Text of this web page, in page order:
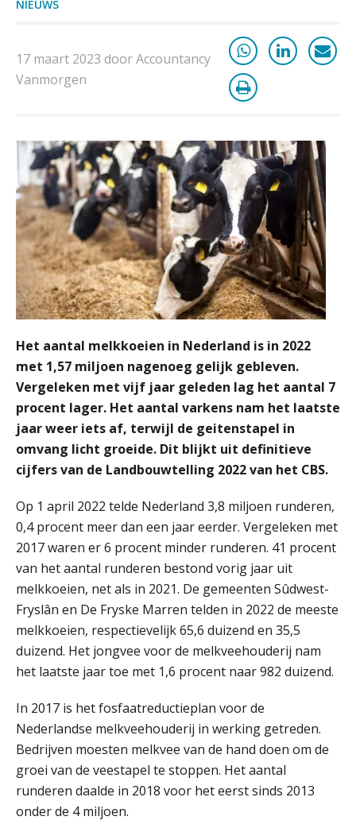
NIEUWS
17 maart 2023 door Accountancy
Vanmorgen
Het aantal melkkoeien in Nederland is in 2022
met 1,57 miljoen nagenoeg gelijk gebleven.
Vergeleken met vijf jaar geleden lag het aantal 7
procent lager. Het aantal varkens nam het laatste
jaar weer iets af, terwijl de geitenstapel in
omvang licht groeide. Dit blijkt uit definitieve
cijfers van de Landbouwtelling 2022 van het CBS.
Op 1 april 2022 telde Nederland 3,8 miljoen runderen,
0,4 procent meer dan een jaar eerder. Vergeleken met
2017 waren er 6 procent minder runderen. 41 procent
van het aantal runderen bestond vorig jaar uit
melkkoeien, net als in 2021. De gemeenten Sûdwest-
Fryslân en De Fryske Marren telden in 2022 de meeste
melkkoeien, respectievelijk 65,6 duizend en 35,5
duizend. Het jongvee voor de melkveehouderij nam
het laatste jaar toe met 1,6 procent naar 982 duizend.
In 2017 is het fosfaatreductieplan voor de
Nederlandse melkveehouderij in werking getreden.
Bedrijven moesten melkvee van de hand doen om de
groei van de veestapel te stoppen. Het aantal
runderen daalde in 2018 voor het eerst sinds 2013
onder de 4 miljoen.
De vijf grootste uitdagingen in
capaciteitsplanning
Yousri Mandour: “Verandering begint
waar het schuurt”
van accountants verleden tijd is
Wie is de eerste? De AI-revolutie
waar elk kantoor op wacht.
Hoe standaardisering de stille
revolutie in finance ontketende
‘De accountant is essentieel voor
ondernemers in het mkb’
Waarom een VOF-contract net zo
belangrijk is als het zakelijk plan zelf
antwoordt via een app dan via de
mail
iXBRL controleren: wanneer moet
het, en waar let je op?
Het herbeleggen van de
Herinvesteringsreserve (HIR) in een
vastgoedbeleggingsfonds?
Je helpt klanten met hun
administratie — maar hoe zit het met
die van jouzelf?
Ketenmachtigingen centraal beheren:
zo werkt u slimmer met eHerkenning
de autonome AI-boekhouder